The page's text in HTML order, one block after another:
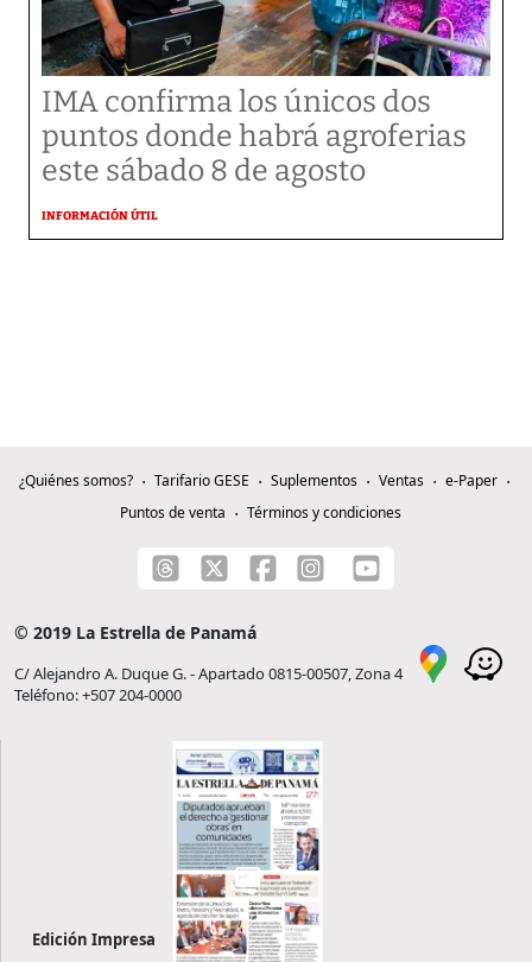
IMA confirma los únicos dos
puntos donde habrá agroferias
este sábado 8 de agosto
INFORMACIÓN ÚTIL
¿Quiénes somos? Tarifario GESE Suplementos Ventas
e-Paper
Puntos de venta
Términos y condiciones
© 2019 La Estrella de Panamá
C/ Alejandro A. Duque G. - Apartado 0815-00507, Zona 4
Teléfono: +507 204-0000
Edición Impresa